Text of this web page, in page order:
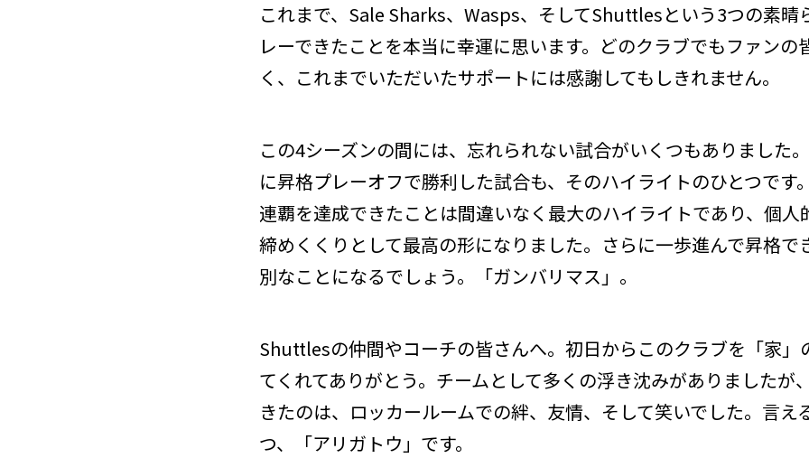
これまで、Sale Sharks、Wasps、そしてShuttlesという3つの素晴
レーできたことを本当に幸運に思います。どのクラブでもファンの
く、これまでいただいたサポートには感謝してもしきれません。
この4シーズンの間には、忘れられない試合がいくつもありました
に昇格プレーオフで勝利した試合も、そのハイライトのひとつです
連覇を達成できたことは間違いなく最大のハイライトであり、個人
締めくくりとして最高の形になりました。さらに一歩進んで昇格で
別なことになるでしょう。「ガンバリマス」。
Shuttlesの仲間やコーチの皆さんへ。初日からこのクラブを「家」
てくれてありがとう。チームとして多くの浮き沈みがありましたが
きたのは、ロッカールームでの絆、友情、そして笑いでした。言え
つ、「アリガトウ」です。